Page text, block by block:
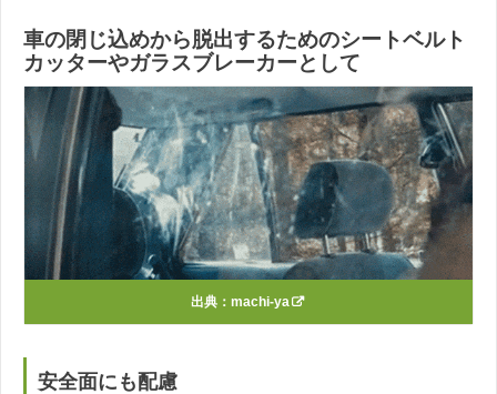
車の閉じ込めから脱出するためのシートベルト
カッターやガラスブレーカーとして
出典： machi-ya
安全面にも配慮